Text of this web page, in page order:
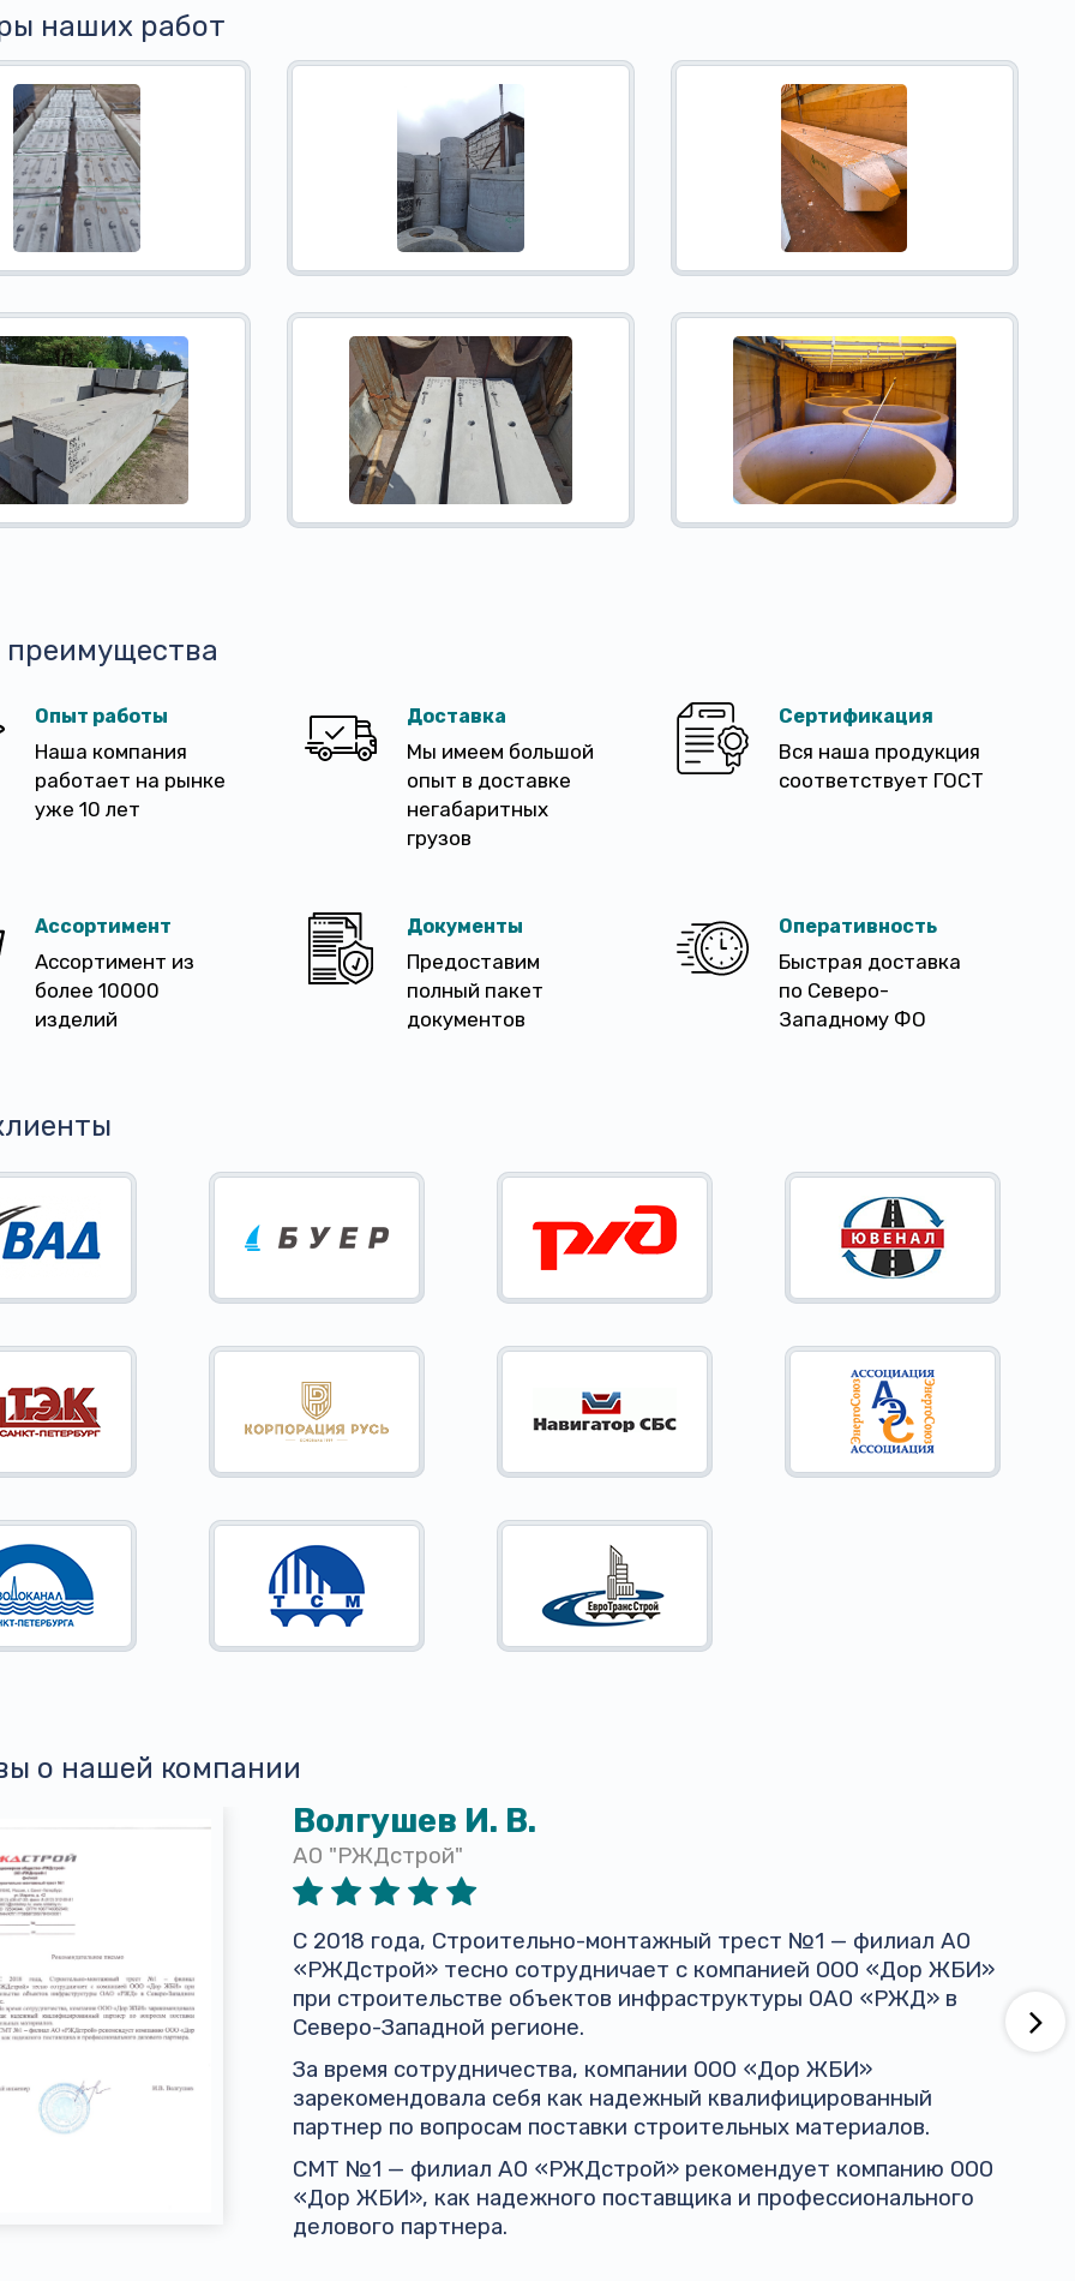
наших работ
Опыт работы
Наша компания
работает на рынке
уже 10 лет
Доставка
Мы имеем большой
опыт в доставке
негабаритных
грузов
Сертификация
Вся наша продукция
соответствует ГОСТ
Ассортимент
Ассортимент из
более 10000
изделий
Документы
Предоставим
полный пакет
документов
Оперативность
Быстрая доставка
по Северо-
Западному ФО
о нашей компании
Волгушев И. В.
АО "РЖДстрой"
С 2018 года, Строительно-монтажный трест №1 — филиал АО
«РЖДстрой» тесно сотрудничает с компанией ООО «Дор ЖБИ»
при строительстве объектов инфраструктуры ОАО «РЖД» в
Северо-Западной регионе.
За время сотрудничества, компании ООО «Дор ЖБИ»
зарекомендовала себя как надежный квалифицированный
партнер по вопросам поставки строительных материалов.
СМТ №1 — филиал АО «РЖДстрой» рекомендует компанию ООО
«Дор ЖБИ», как надежного поставщика и профессионального
делового партнера.